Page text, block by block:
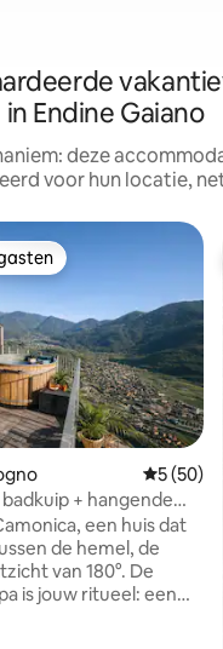
in Endine Gaiano
deze
voor hun locatie,
gasten
5 (50)
+ hangende
een huis dat
de hemel, de
van 180°. De
is jouw ritueel: een